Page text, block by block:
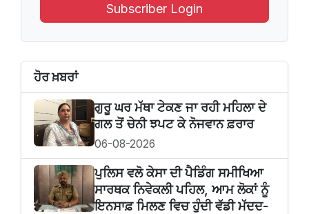
Subscriber Login
ਹੋਰ ਖ਼ਬਰਾਂ
ਗੁਰੂ ਘਰ ਮੱਥਾ ਟੇਕਣ ਜਾ ਰਹੀ ਮਹਿਲਾ ਦੇ
ਗਲ ਤੋਂ ਚੇਨੀ ਝਪਟ ਕੇ ਨੋਜਵਾਨ ਫ਼ਰਾਰ
06-08-2026
ਪੁਲਿਸ ਵਲੋ ਕੇਸਾ ਦੀ ਪੈਡਿੰਗ ਸਮੀਖਿਆ
ਸਾਰਥਕ ਨਿਵੇਕਲੀ ਪਹਿਲ, ਆਮ ਲੋਕਾਂ ਨੂੰ
ਇਨਸਾਫ਼ ਮਿਲਣ ਵਿਚ ਹੁੰਦੀ ਵੱਡੀ ਮੱਦਦ-